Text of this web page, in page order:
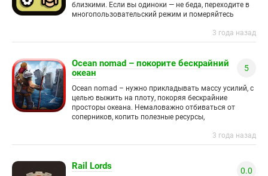
близкими. Если вы одиноки — не беда, переходите в
многопользовательский режим и померяйтесь
3 года назад
Ocean nomad – покорите бескрайний
океан
5
Ocean nomad – нужно прикладывать массу усилий, с
целью выжить на плоту, покоряя бескрайние
просторы океана. Немаловажно отбиваться от
соперников, копить полезные ресурсы,
3 года назад
Rail Lords 0.0